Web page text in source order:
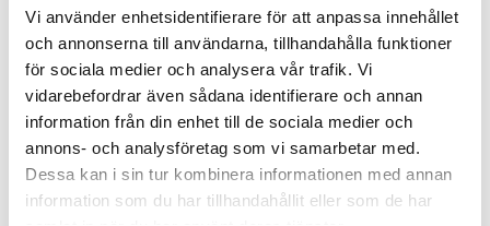
Vi använder enhetsidentifierare för att anpassa innehållet
och annonserna till användarna, tillhandahålla funktioner
för sociala medier och analysera vår trafik. Vi
vidarebefordrar även sådana identifierare och annan
information från din enhet till de sociala medier och
annons- och analysföretag som vi samarbetar med.
Dessa kan i sin tur kombinera informationen med annan
information som du har tillhandahållit eller som de har